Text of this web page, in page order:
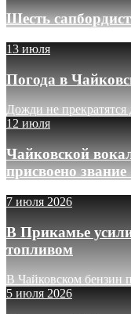
Шесть
13 июля
Погода в
Дожди не прекратятся
12 июля
Чайковской
присвоено
7 июля 2026
В Прикамье
топливом
В Чайковском бензин
5 июля 2026